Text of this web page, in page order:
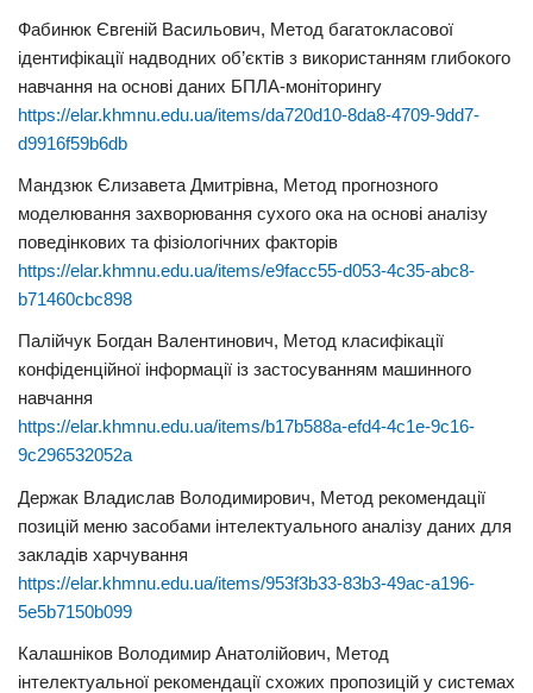
Фабинюк Євгеній Васильович, Метод багатокласової
ідентифікації надводних об’єктів з використанням глибокого
навчання на основі даних БПЛА-моніторингу
https://elar.khmnu.edu.ua/items/da720d10-8da8-4709-9dd7-
d9916f59b6db
Мандзюк Єлизавета Дмитрівна, Метод прогнозного
моделювання захворювання сухого ока на основі аналізу
поведінкових та фізіологічних факторів
https://elar.khmnu.edu.ua/items/e9facc55-d053-4c35-abc8-
b71460cbc898
Палійчук Богдан Валентинович, Метод класифікації
конфіденційної інформації із застосуванням машинного
навчання
https://elar.khmnu.edu.ua/items/b17b588a-efd4-4c1e-9c16-
9c296532052a
Держак Владислав Володимирович, Метод рекомендації
позицій меню засобами інтелектуального аналізу даних для
закладів харчування
https://elar.khmnu.edu.ua/items/953f3b33-83b3-49ac-a196-
5e5b7150b099
Калашніков Володимир Анатолійович, Метод
інтелектуальної рекомендації схожих пропозицій у системах